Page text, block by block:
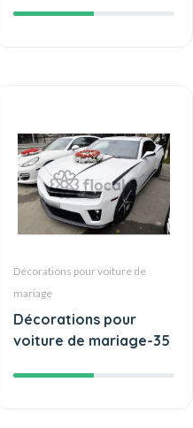
Décorations pour voiture de
mariage
Décorations pour
voiture de mariage-35